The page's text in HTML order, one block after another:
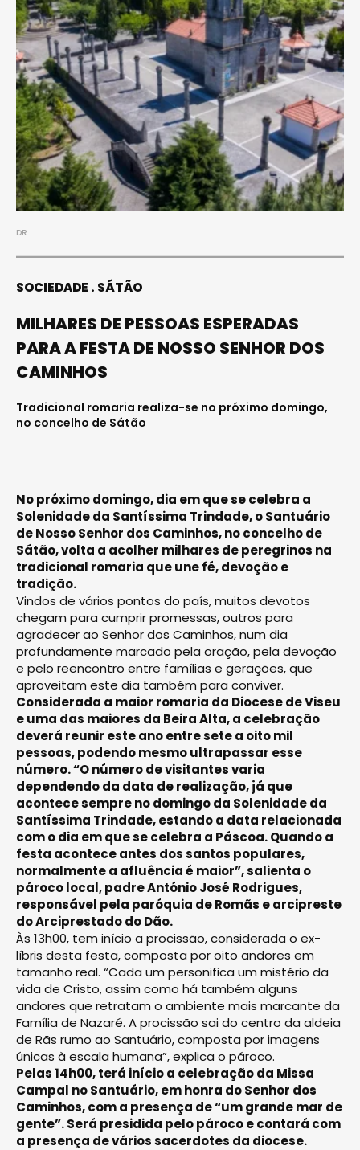
DR
SOCIEDADE SÁTÃO
MILHARES DE PESSOAS ESPERADAS
PARA A FESTA DE NOSSO SENHOR DOS
CAMINHOS
Tradicional romaria realiza-se no próximo domingo,
no concelho de Sátão
No próximo domingo, dia em que se celebra a
Solenidade da Santíssima Trindade, o Santuário
de Nosso Senhor dos Caminhos, no concelho de
Sátão, volta a acolher milhares de peregrinos na
tradicional romaria que une fé, devoção e
tradição.
Vindos de vários pontos do país, muitos devotos
chegam para cumprir promessas, outros para
agradecer ao Senhor dos Caminhos, num dia
profundamente marcado pela oração, pela devoção
e pelo reencontro entre famílias e gerações, que
aproveitam este dia também para conviver.
Considerada a maior romaria da Diocese de Viseu
e uma das maiores da Beira Alta, a celebração
deverá reunir este ano entre sete a oito mil
pessoas, podendo mesmo ultrapassar esse
número. “O número de visitantes varia
dependendo da data de realização, já que
acontece sempre no domingo da Solenidade da
Santíssima Trindade, estando a data relacionada
com o dia em que se celebra a Páscoa. Quando a
festa acontece antes dos santos populares,
normalmente a afluência é maior”, salienta o
pároco local, padre António José Rodrigues,
responsável pela paróquia de Romãs e arcipreste
do Arciprestado do Dão.
Às 13h00, tem início a procissão, considerada o ex-
líbris desta festa, composta por oito andores em
tamanho real. “Cada um personifica um mistério da
vida de Cristo, assim como há também alguns
andores que retratam o ambiente mais marcante da
Família de Nazaré. A procissão sai do centro da aldeia
de Rãs rumo ao Santuário, composta por imagens
únicas à escala humana”, explica o pároco.
Pelas 14h00, terá início a celebração da Missa
Campal no Santuário, em honra do Senhor dos
Caminhos, com a presença de “um grande mar de
gente”. Será presidida pelo pároco e contará com
a presença de vários sacerdotes da diocese.